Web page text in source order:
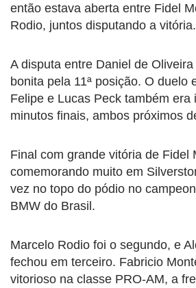
então estava aberta entre Fidel
Rodio, juntos disputando a vitória.
A disputa entre Daniel de
bonita pela 11ª posição. O duelo
Felipe e Lucas Peck também era
minutos finais, ambos próximos
Final com grande vitória de Fidel
comemorando muito em
vez no topo do pódio no
BMW do Brasil.
Marcelo Rodio foi o segundo, e
fechou em terceiro. Fabricio
vitorioso na classe PRO-AM, a